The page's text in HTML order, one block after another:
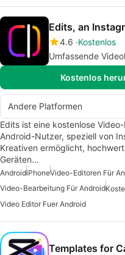
Edits, an
4.6 Kostenlos
Umfassende
Kostenlos
Andere Platformen
Edits ist eine kostenlose
Android-Nutzer, speziell von
Kreativen ermöglicht,
Geräten…
AndroidiPhoneVideo-Editoren Für
Video-Bearbeitung Für Android
Video Editor Fuer Android
Templates for